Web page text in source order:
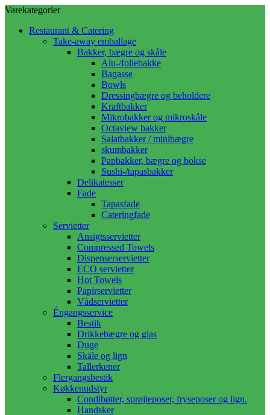
Varekategorier
Restaurant & Catering
Take-away emballage
Bakker, bægre og skåle
Alu-/foliebakke
Bagasse
Bowls
Dressingbægre og beholdere
Kraftbakker
Mikrobakker og mikroskåle
Octaview bakker
Salatbakker / minibægre
skumbakker
Papbakker, bægre og bokse
Sushi-/tapasbakker
Delikatesser
Fade
Tapasfade
Cateringfade
Servietter
Ansigtsservietter
Compressed Towels
Dispenserservietter
ECO servietter
Hot Towels
Papirservietter
Vådservietter
Éngangsservice
Bestik
Drikkebægre og glas
Duge
Skåle og lign
Tallerkener
Flergangsbestik
Køkkenudstyr
Condibøtter, sprøjteposer, fryseposer og lign.
Handsker